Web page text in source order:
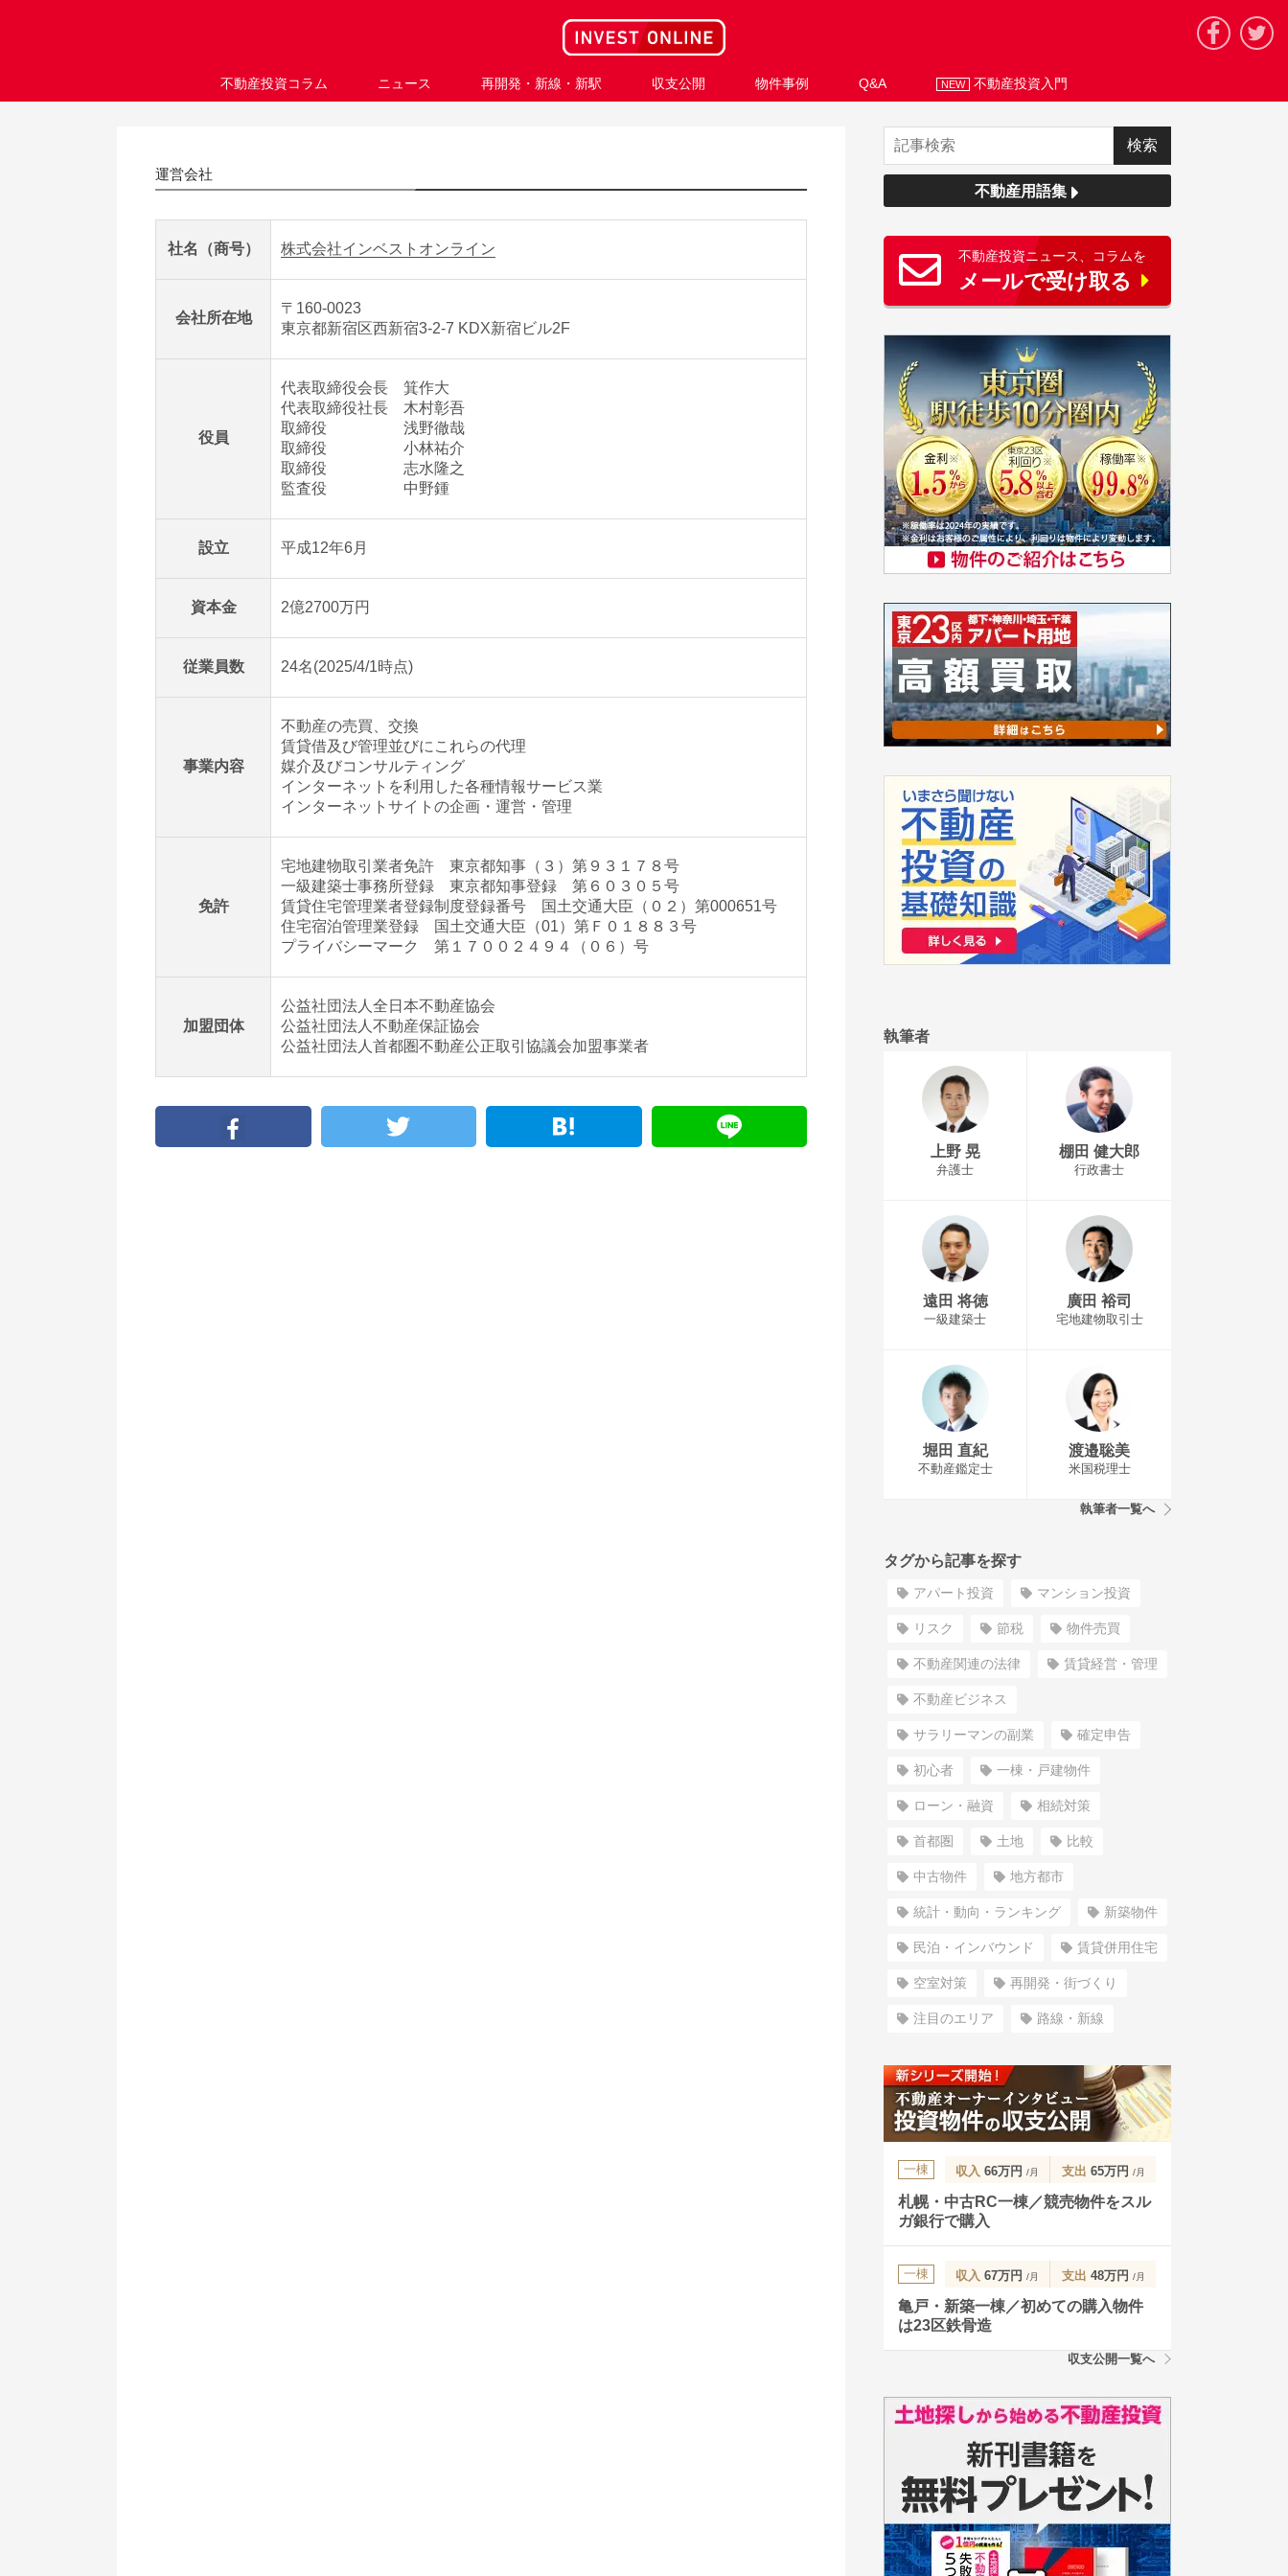
不動産投資コラム ニュース 再開発・新線・新駅 収支公開 物件事例 Q&A NEW 不動産投資入門
運営会社
社名（商号） 株式会社インベストオンライン
会社所在地
〒160-0023
東京都新宿区西新宿3-2-7 KDX新宿ビル2F
役員
代表取締役会長 箕作大
代表取締役社長 木村彰吾
取締役 浅野徹哉
取締役 小林祐介
取締役 志水隆之
監査役 中野鍾
設立 平成12年6月
資本金 2億2700万円
従業員数 24名(2025/4/1時点)
事業内容
不動産の売買、交換
賃貸借及び管理並びにこれらの代理
媒介及びコンサルティング
インターネットを利用した各種情報サービス業
インターネットサイトの企画・運営・管理
免許
宅地建物取引業者免許 東京都知事（３）第９３１７８号
一級建築士事務所登録 東京都知事登録 第６０３０５号
賃貸住宅管理業者登録制度登録番号 国土交通大臣（０２）第000651号
住宅宿泊管理業登録 国土交通大臣（01）第Ｆ０１８８３号
プライバシーマーク 第１７００２４９４（０６）号
加盟団体
公益社団法人全日本不動産協会
公益社団法人不動産保証協会
公益社団法人首都圏不動産公正取引協議会加盟事業者
不動産用語集
不動産投資ニュース、コラムを
メールで受け取る
執筆者
上野 晃
弁護士
棚田 健大郎
行政書士
遠田 将徳
一級建築士
廣田 裕司
宅地建物取引士
堀田 直紀
不動産鑑定士
渡邉聡美
米国税理士
執筆者一覧へ
タグから記事を探す
アパート投資 マンション投資
リスク 節税 物件売買
不動産関連の法律 賃貸経営・管理
不動産ビジネス
サラリーマンの副業 確定申告
初心者 一棟・戸建物件
ローン・融資 相続対策
首都圏 土地 比較
中古物件 地方都市
統計・動向・ランキング 新築物件
民泊・インバウンド 賃貸併用住宅
空室対策 再開発・街づくり
注目のエリア 路線・新線
一棟 収入 66万円 /月 支出 65万円 /月
札幌・中古RC一棟／競売物件をスル
ガ銀行で購入
一棟 収入 67万円 /月 支出 48万円 /月
亀戸・新築一棟／初めての購入物件
は23区鉄骨造
収支公開一覧へ